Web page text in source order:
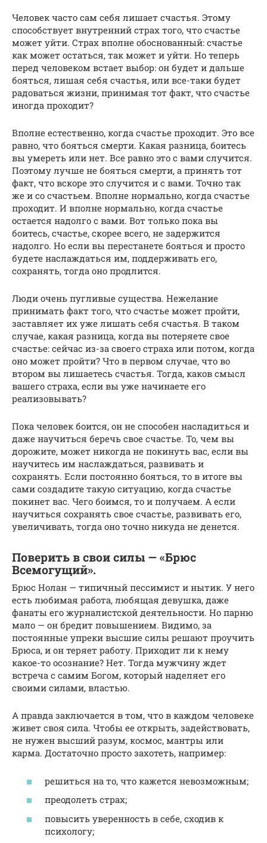
Человек часто сам себя лишает счастья. Этому
способствует внутренний страх того, что счастье
может уйти. Страх вполне обоснованный: счастье
как может остаться, так может и уйти. Но теперь
перед человеком встает выбор: он будет и дальше
бояться, лишая себя счастья, или все-таки будет
радоваться жизни, принимая тот факт, что счастье
иногда проходит?
Вполне естественно, когда счастье проходит. Это все
равно, что бояться смерти. Какая разница, боитесь
вы умереть или нет. Все равно это с вами случится.
Поэтому лучше не бояться смерти, а принять тот
факт, что вскоре это случится и с вами. Точно так
же и со счастьем. Вполне нормально, когда счастье
проходит. И вполне нормально, когда счастье
остается надолго с вами. Вот только пока вы
боитесь, счастье, скорее всего, не задержится
надолго. Но если вы перестанете бояться и просто
будете наслаждаться им, поддерживать его,
сохранять, тогда оно продлится.
Люди очень пугливые существа. Нежелание
принимать факт того, что счастье может пройти,
заставляет их уже лишать себя счастья. В таком
случае, какая разница, когда вы потеряете свое
счастье: сейчас из-за своего страха или потом, когда
оно может пройти? Что в первом случае, что во
втором вы лишаетесь счастья. Тогда, каков смысл
вашего страха, если вы уже начинаете его
реализовывать?
Пока человек боится, он не способен насладиться и
даже научиться беречь свое счастье. То, чем вы
дорожите, может никогда не покинуть вас, если вы
научитесь им наслаждаться, развивать и
сохранять. Если постоянно бояться, то в итоге вы
сами создадите такую ситуацию, когда счастье
покинет вас. Чего боимся, то и получаем. А если
научиться сохранять свое счастье, развивать его,
увеличивать, тогда оно точно никуда не денется.
Поверить в свои силы — «Брюс
Всемогущий».
Брюс Нолан — типичный пессимист и нытик. У него
есть любимая работа, любящая девушка, даже
фанаты его журналистской деятельности. Но парню
мало — он бредит повышением. Видимо, за
постоянные упреки высшие силы решают проучить
Брюса, и он теряет работу. Приходит ли к нему
какое-то осознание? Нет. Тогда мужчину ждет
встреча с самим Богом, который наделяет его
своими силами, властью.
А правда заключается в том, что в каждом человеке
живет своя сила. Чтобы ее открыть, задействовать,
не нужен высший разум, космос, мантры или
карма. Достаточно просто захотеть, например:
решиться на то, что кажется невозможным;
преодолеть страх;
повысить уверенность в себе, сходив к
психологу;